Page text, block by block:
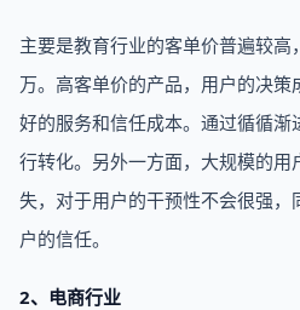
主要是教育行业的客单价普遍较
万。高客单价的产品，用户的决
好的服务和信任成本。通过循循
行转化。另外一方面，大规模的
失，对于用户的干预性不会很强，
户的信任。
2、电商行业